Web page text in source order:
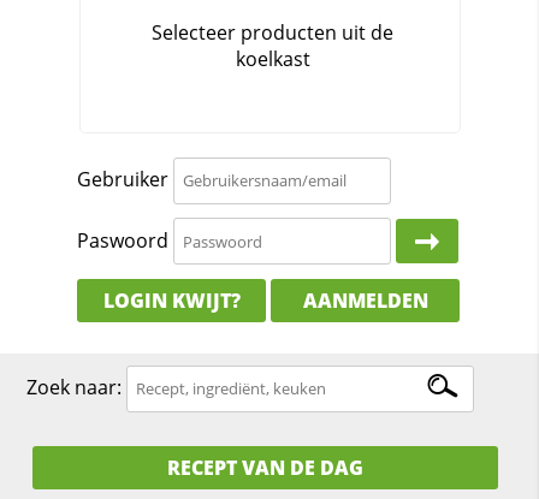
Gebruiker
Paswoord
LOGIN KWIJT? AANMELDEN
Zoek naar:
RECEPT VAN DE DAG